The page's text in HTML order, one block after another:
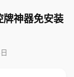
牌神器免安装